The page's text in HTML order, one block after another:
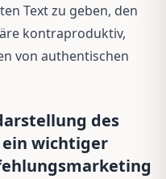
Text zu geben, den
kontraproduktiv,
von authentischen
des
wichtiger